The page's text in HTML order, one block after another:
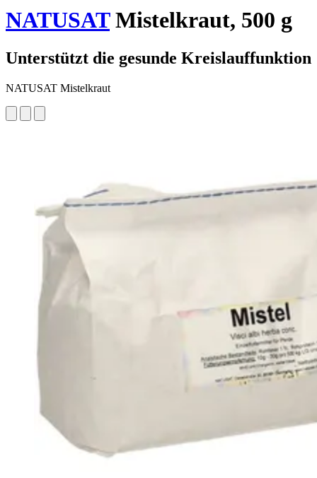
NATUSATMistelkraut, 500 g
Unterstützt die gesunde Kreislauffunktion
NATUSAT Mistelkraut